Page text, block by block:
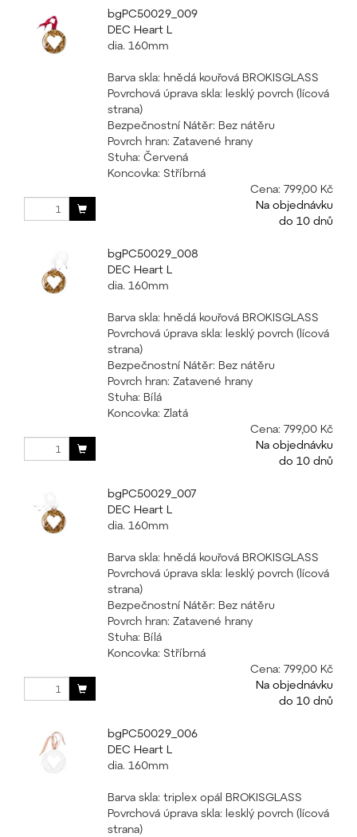
bgPC50029_009
DEC Heart L
dia. 160mm
Barva skla: hnědá kouřová BROKISGLASS
Povrchová úprava skla: lesklý povrch (lícová
strana)
Bezpečnostní Nátěr: Bez nátěru
Povrch hran: Zatavené hrany
Stuha: Červená
Koncovka: Stříbrná
Cena: 799,00 Kč
Na objednávku
do 10 dnů
bgPC50029_008
DEC Heart L
dia. 160mm
Barva skla: hnědá kouřová BROKISGLASS
Povrchová úprava skla: lesklý povrch (lícová
strana)
Bezpečnostní Nátěr: Bez nátěru
Povrch hran: Zatavené hrany
Stuha: Bílá
Koncovka: Zlatá
Cena: 799,00 Kč
Na objednávku
do 10 dnů
bgPC50029_007
DEC Heart L
dia. 160mm
Barva skla: hnědá kouřová BROKISGLASS
Povrchová úprava skla: lesklý povrch (lícová
strana)
Bezpečnostní Nátěr: Bez nátěru
Povrch hran: Zatavené hrany
Stuha: Bílá
Koncovka: Stříbrná
Cena: 799,00 Kč
Na objednávku
do 10 dnů
bgPC50029_006
DEC Heart L
dia. 160mm
Barva skla: triplex opál BROKISGLASS
Povrchová úprava skla: lesklý povrch (lícová
strana)